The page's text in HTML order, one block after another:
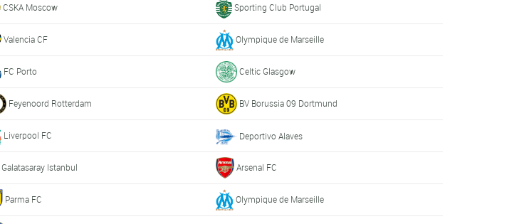
CSKA Moscow Sporting Club Portugal
Valencia CF Olympique de Marseille
FC Porto Celtic Glasgow
Feyenoord Rotterdam BV Borussia 09 Dortmund
Liverpool FC Deportivo Alaves
Galatasaray Istanbul Arsenal FC
Parma FC Olympique de Marseille